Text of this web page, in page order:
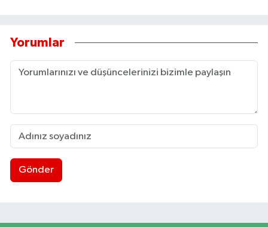
Yorumlar
Gönder